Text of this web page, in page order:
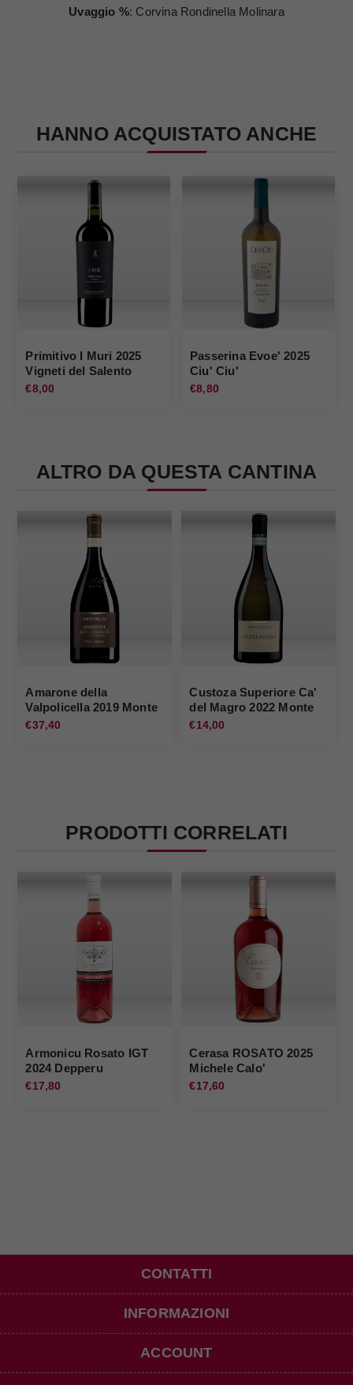
Uvaggio %: Corvina Rondinella Molinara
HANNO ACQUISTATO ANCHE
Primitivo I Muri 2025
Vigneti del Salento
€8,00
Passerina Evoe' 2025
Ciu' Ciu'
€8,80
ALTRO DA QUESTA CANTINA
Amarone della
Valpolicella 2019 Monte
del Fra'
€37,40
Custoza Superiore Ca'
del Magro 2022 Monte
del Fra'
€14,00
PRODOTTI CORRELATI
Armonicu Rosato IGT
2024 Depperu
€17,80
Cerasa ROSATO 2025
Michele Calo'
€17,60
CONTATTI
INFORMAZIONI
ACCOUNT